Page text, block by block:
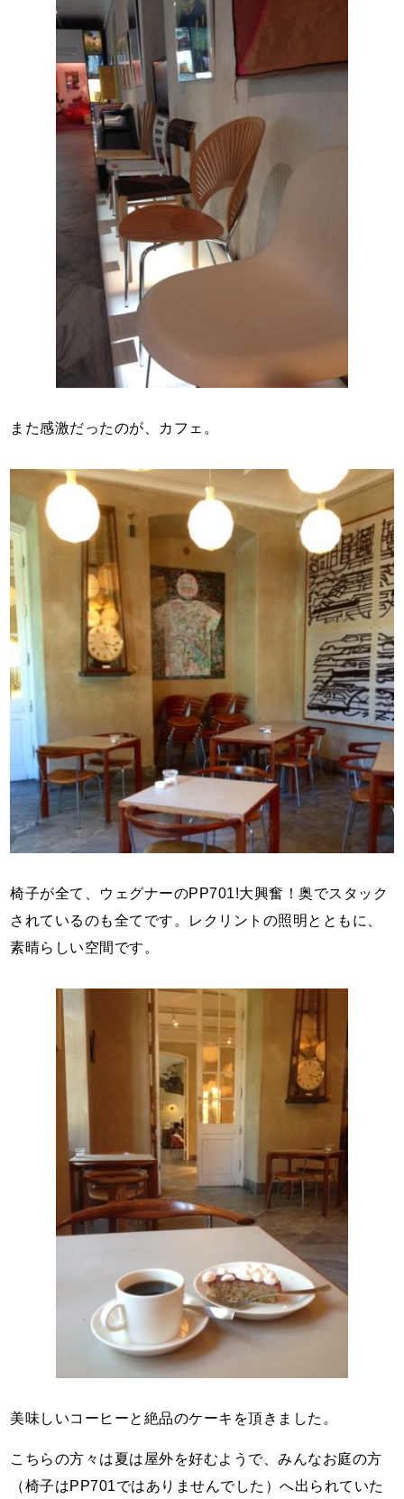
また感激だったのが、カフェ。
椅子が全て、ウェグナーのPP701!大興奮！奥でスタック
されているのも全てです。レクリントの照明とともに、
素晴らしい空間です。
美味しいコーヒーと絶品のケーキを頂きました。
こちらの方々は夏は屋外を好むようで、みんなお庭の方
（椅子はPP701ではありませんでした）へ出られていた